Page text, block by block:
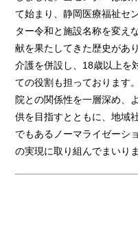
て始まり、静岡医療福祉セ
ター令和と施設名称を変え
献を果たしてきた歴史があ
介護を併設し、 18歳以上を
ての役割も担っております
院との関係性を一層深め、
供を目指すとともに、地域
でもあるノーマライゼーシ
の実現に取り組んでまいりま